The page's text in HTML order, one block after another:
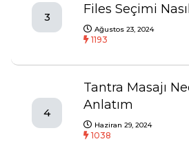
3
Files Seçimi
Ağustos 23, 2024
1193
4
Tantra Masajı
Anlatım
Haziran 29, 2024
1038